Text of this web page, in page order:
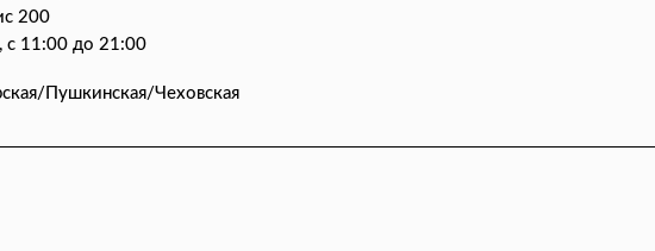
200
с 11:00 до 21:00
Пушкинская/Чеховская